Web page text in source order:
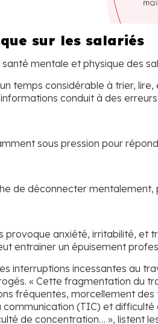
sur les salariés
mentale et physique des
temps considérable à trier,
conduit à des
sous pression pour
de déconnecter mentalement,
provoque anxiété, irritabilité, et
entraîner un épuisement
interruptions incessantes au
« Cette fragmentation du
fréquentes, morcellement
(TIC) et difficulté
de concentration… », listent